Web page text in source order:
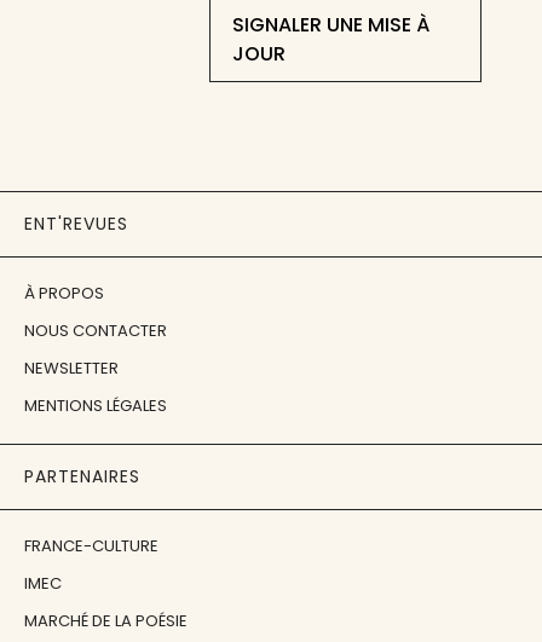
SIGNALER UNE MISE À
JOUR
ENT'REVUES
À PROPOS
NOUS CONTACTER
NEWSLETTER
MENTIONS LÉGALES
PARTENAIRES
FRANCE-CULTURE
IMEC
MARCHÉ DE LA POÉSIE